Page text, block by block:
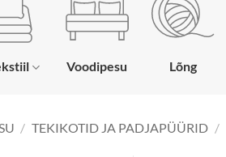
Voodipesu Lõng
/ TEKIKOTID JA PADJAPÜÜRID /